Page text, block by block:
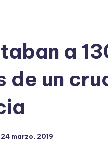
h
o
a
de un
24 marzo, 2019